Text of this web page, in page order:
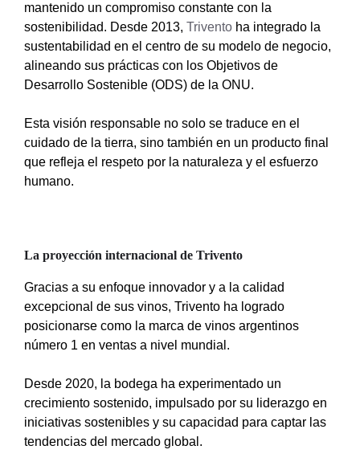
mantenido un compromiso constante con la
sostenibilidad. Desde 2013, Trivento ha integrado la
sustentabilidad en el centro de su modelo de negocio,
alineando sus prácticas con los Objetivos de
Desarrollo Sostenible (ODS) de la ONU.
Esta visión responsable no solo se traduce en el
cuidado de la tierra, sino también en un producto final
que refleja el respeto por la naturaleza y el esfuerzo
humano.
La proyección internacional de Trivento
Gracias a su enfoque innovador y a la calidad
excepcional de sus vinos, Trivento ha logrado
posicionarse como la marca de vinos argentinos
número 1 en ventas a nivel mundial.
Desde 2020, la bodega ha experimentado un
crecimiento sostenido, impulsado por su liderazgo en
iniciativas sostenibles y su capacidad para captar las
tendencias del mercado global.